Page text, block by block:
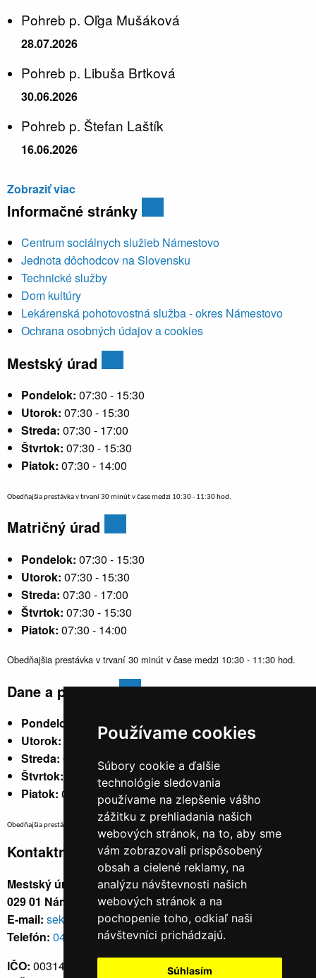
Používame cookies
Súbory cookie a ďalšie
technológie sledovania
používame na zlepšenie vášho
zážitku z prehliadania našich
webových stránok, na to, aby sme
vám zobrazovali prispôsobený
obsah a cielené reklamy, na
analýzu návštevnosti našich
webových stránok a na
pochopenie toho, odkiaľ naši
návštevníci prichádzajú.
Súhlasím
Pohreb p. Oľga Mušáková
28.07.2026
Pohreb p. Libuša Brtková
30.06.2026
Pohreb p. Štefan Laštík
16.06.2026
Zobraziť viac
Informačné stránky
Centrum sociálnych služieb Námestovo
Jednota dôchodcov na Slovensku
Technické služby
Dom kultúry
Lekárenská pohotovostná služba - okres Námestovo
Ochrana osobných údajov a cookies
Mestský úrad
Pondelok: 07:30 - 15:30
Utorok: 07:30 - 15:30
Streda: 07:30 - 17:00
Štvrtok: 07:30 - 15:30
Piatok: 07:30 - 14:00
Obedňajšia prestávka v trvaní 30 minút v čase medzi 10:30 - 11:30 hod.
Matričný úrad
Pondelok: 07:30 - 15:30
Utorok: 07:30 - 15:30
Streda: 07:30 - 17:00
Štvrtok: 07:30 - 15:30
Piatok: 07:30 - 14:00
Obedňajšia prestávka v trvaní 30 minút v čase medzi 10:30 - 11:30 hod.
Dane a poplatky
Pondelok:
07:30 - 15:30
Utorok:
nestránkový
Streda: 07:30 - 17:00
Štvrtok:
nestránkový
Piatok: 07:30 - 14:00
Obedňajšia prestávka v trvaní 30 minút v čase medzi 10:30 - 11:30 hod.
Kontaktné údaje
Mestský úrad, Cyrila a Metoda 329/6,
029 01 Námestovo
E-mail: sekretariat@namestovo.sk
Telefón: 043 5504711
IČO: 00314676